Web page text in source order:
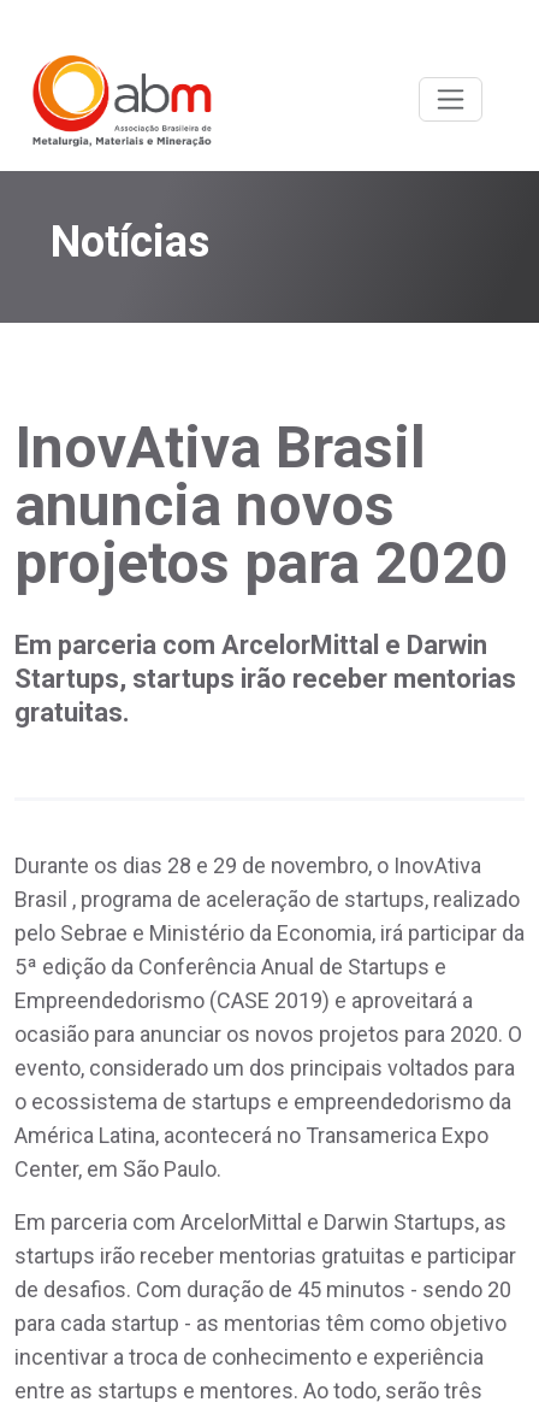
Notícias
InovAtiva Brasil
anuncia novos
projetos para 2020
Em parceria com ArcelorMittal e Darwin
Startups, startups irão receber mentorias
gratuitas.
Durante os dias 28 e 29 de novembro, o InovAtiva
Brasil , programa de aceleração de startups, realizado
pelo Sebrae e Ministério da Economia, irá participar da
5ª edição da Conferência Anual de Startups e
Empreendedorismo (CASE 2019) e aproveitará a
ocasião para anunciar os novos projetos para 2020. O
evento, considerado um dos principais voltados para
o ecossistema de startups e empreendedorismo da
América Latina, acontecerá no Transamerica Expo
Center, em São Paulo.
Em parceria com ArcelorMittal e Darwin Startups, as
startups irão receber mentorias gratuitas e participar
de desafios. Com duração de 45 minutos - sendo 20
para cada startup - as mentorias têm como objetivo
incentivar a troca de conhecimento e experiência
entre as startups e mentores. Ao todo, serão três